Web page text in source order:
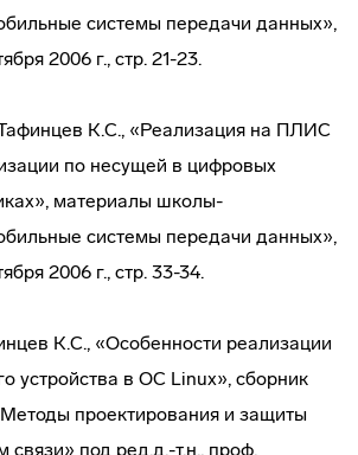
системы передачи данных»,
2006 г., стр. 21-23.
К.С., «Реализация на ПЛИС
по несущей в цифровых
материалы школы-
системы передачи данных»,
2006 г., стр. 33-34.
К.С., «Особенности реализации
устройства в ОС Linux», сборник
проектирования и защиты
связи» под ред.д.-т.н., проф.